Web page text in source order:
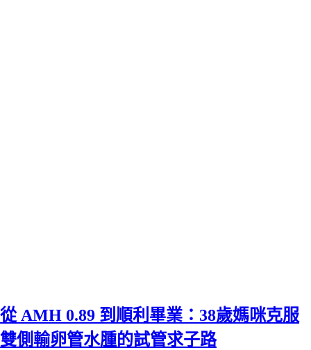
從 AMH 0.89 到順利畢業：38歲媽咪克服
雙側輸卵管水腫的試管求子路